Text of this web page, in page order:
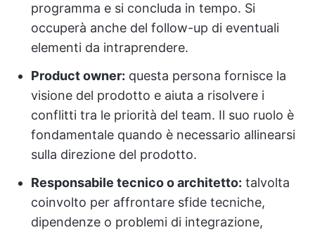
programma e si concluda in tempo. Si
occuperà anche del follow-up di eventuali
elementi da intraprendere.
Product owner: questa persona fornisce la
visione del prodotto e aiuta a risolvere i
conflitti tra le priorità del team. Il suo ruolo è
fondamentale quando è necessario allinearsi
sulla direzione del prodotto.
Responsabile tecnico o architetto: talvolta
coinvolto per affrontare sfide tecniche,
dipendenze o problemi di integrazione,